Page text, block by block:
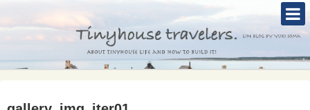
ABOUT
TINYHOUSE